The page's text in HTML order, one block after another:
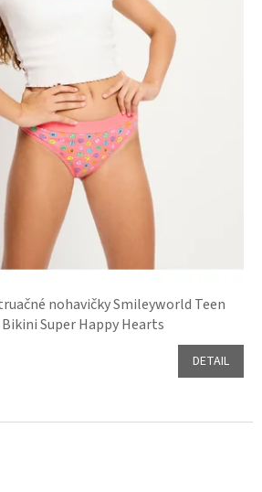
nohavičky Smileyworld Teen
Super Happy Hearts
DETAIL